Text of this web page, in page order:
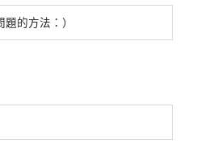
的方法：）